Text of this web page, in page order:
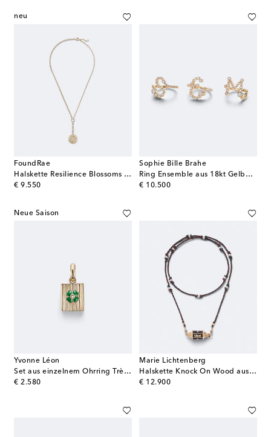
neu
FoundRae
Halskette Resilience Blossoms Medium aus 18kt Gelbgold mit Diamanten
€ 9.550
original price
Sophie Bille Brahe
Ring Ensemble aus 18kt Gelbgold mit Diamanten
€ 10.500
original price
Neue Saison
Yvonne Léon
Set aus einzelnem Ohrring Trèfle and Le Cubo aus 9kt Gelbgold mit Diamanten
€ 2.580
original price
Marie Lichtenberg
Halskette Knock On Wood aus 18kt Gelbgold mit Diamanten und Süßwasserperlen
€ 12.900
original price